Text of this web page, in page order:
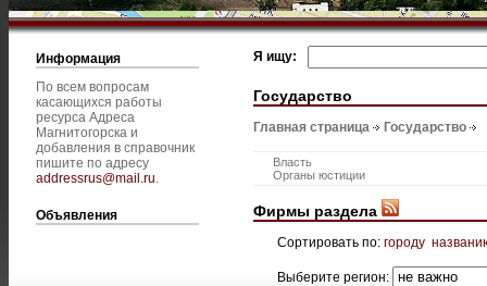
Информация
По всем вопросам
касающихся работы
ресурса Адреса
Магнитогорска и
добавления в справочник
пишите по адресу
addressrus@mail.ru.
Объявления
Я ищу:
Государство
Главная страница Государство
Власть
Органы юстиции
Фирмы раздела
Сортировать по: городу
Выберите регион: